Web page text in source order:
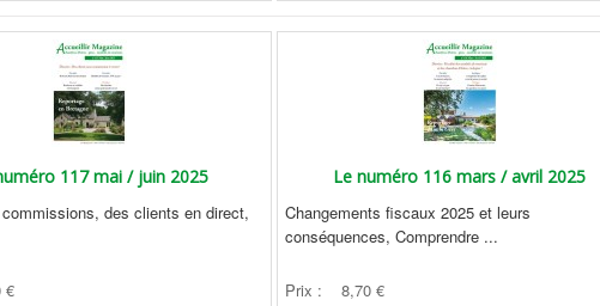
117 mai / juin 2025
des clients en direct,
€
Le numéro 116 mars / avril 2025
Changements fiscaux 2025 et leurs
conséquences, Comprendre ...
Prix :
8,70 €